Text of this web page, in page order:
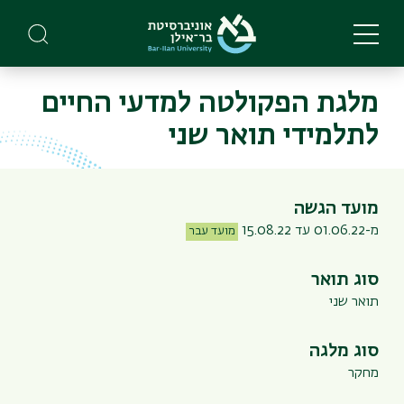
main
מלגת הפקולטה למדעי החיים
לתלמידי תואר שני
מועד הגשה
מ-01.06.22 עד 15.08.22 מועד עבר
סוג תואר
תואר שני
סוג מלגה
מחקר